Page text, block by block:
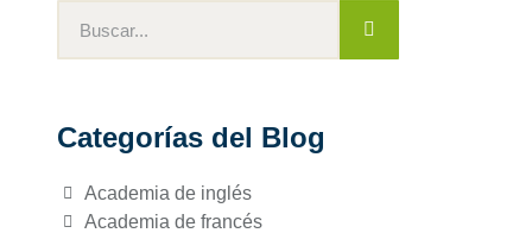
Categorías del Blog
Academia de inglés
Academia de francés